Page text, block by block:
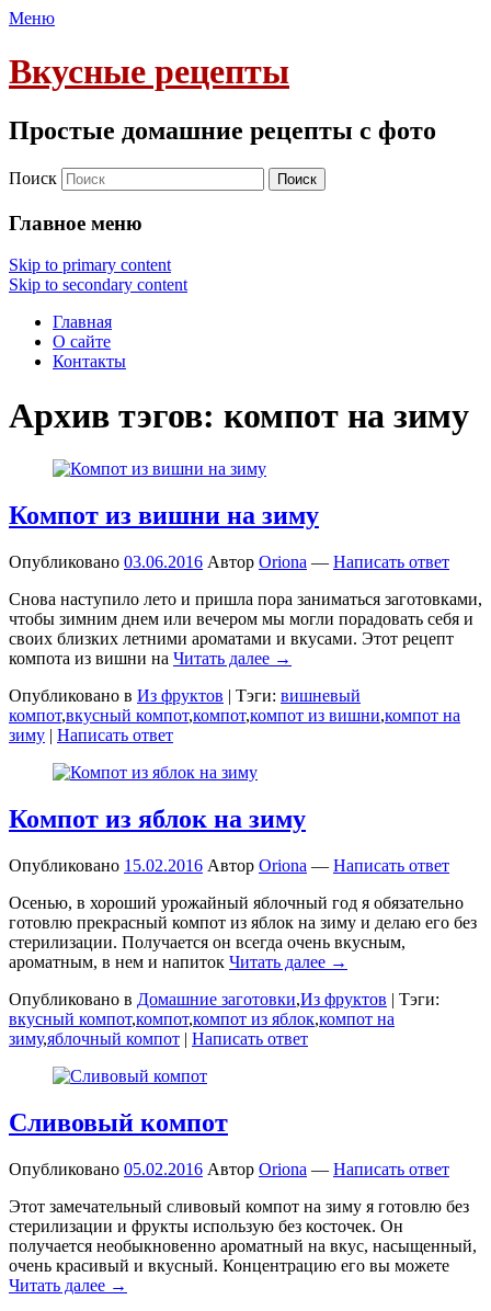
Меню
Вкусные рецепты
Простые домашние рецепты с фото
Поиск
Главное меню
Skip to primary content
Skip to secondary content
Главная
О сайте
Контакты
Архив тэгов: компот на зиму
Компот из вишни на зиму
Опубликовано 03.06.2016 Автор Oriona — Написать ответ
Снова наступило лето и пришла пора заниматься заготовками,
чтобы зимним днем или вечером мы могли порадовать себя и
своих близких летними ароматами и вкусами. Этот рецепт
компота из вишни на Читать далее →
Опубликовано в Из фруктов | Тэги: вишневый
компот,вкусный компот,компот,компот из вишни,компот на
зиму | Написать ответ
Компот из яблок на зиму
Опубликовано 15.02.2016 Автор Oriona — Написать ответ
Осенью, в хороший урожайный яблочный год я обязательно
готовлю прекрасный компот из яблок на зиму и делаю его без
стерилизации. Получается он всегда очень вкусным,
ароматным, в нем и напиток Читать далее →
Опубликовано в Домашние заготовки,Из фруктов | Тэги:
вкусный компот,компот,компот из яблок,компот на
зиму,яблочный компот | Написать ответ
Сливовый компот
Опубликовано 05.02.2016 Автор Oriona — Написать ответ
Этот замечательный сливовый компот на зиму я готовлю без
стерилизации и фрукты использую без косточек. Он
получается необыкновенно ароматный на вкус, насыщенный,
очень красивый и вкусный. Концентрацию его вы можете
Читать далее →